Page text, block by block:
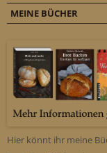
MEINE BÜCHER
Hier könnt ihr meine